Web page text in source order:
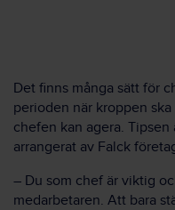
Det finns många sätt för
perioden när kroppen
chefen kan agera.
arrangerat av Falck
– Du som chef är viktig
medarbetaren. Att bara